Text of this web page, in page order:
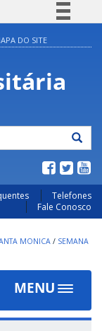
informação
DO SITE
Telefones
Fale Conosco
MONICA / SEMANA
MENU
Toggle